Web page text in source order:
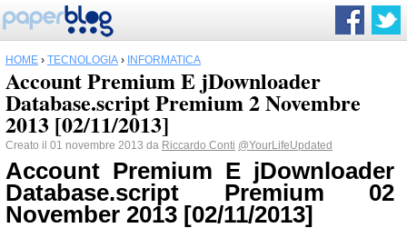
HOME › TECNOLOGIA › INFORMATICA
Account Premium E jDownloader
Database.script Premium 2 Novembre
2013 [02/11/2013]
Creato il 01 novembre 2013 da Riccardo Conti @YourLifeUpdated
Account Premium E jDownloader
Database.script Premium 02
November 2013 [02/11/2013]